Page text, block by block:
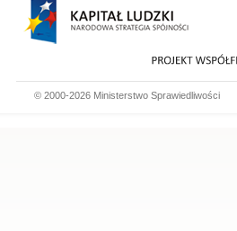
© 2000-2026 Ministerstwo Sprawiedliwości